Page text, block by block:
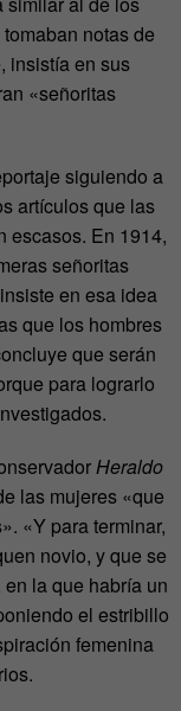
notas de
insistía en sus
«señoritas
siguiendo a
artículos que las
escasos. En 1914,
señoritas
insiste en esa idea
que los hombres
que serán
para lograrlo
Heraldo
las mujeres «que
«Y para terminar,
novio, y que se
la que habría un
el estribillo
femenina